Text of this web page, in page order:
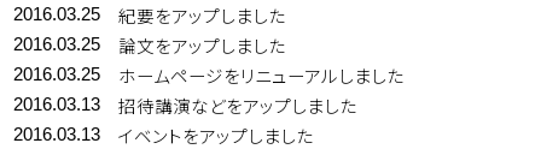
2016.03.25 紀要をアップしました
2016.03.25 論文をアップしました
2016.03.25 ホームページをリニューアルしました
2016.03.13 招待講演などをアップしました
2016.03.13 イベントをアップしました